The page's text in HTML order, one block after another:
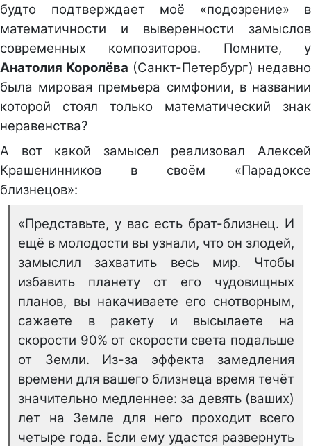
будто подтверждает моё «подозрение» в
математичности и выверенности замыслов
современных композиторов. Помните, у
Анатолия Королёва (Санкт-Петербург) недавно
была мировая премьера симфонии, в названии
которой стоял только математический знак
неравенства?
А вот какой замысел реализовал Алексей
Крашенинников в своём «Парадоксе
близнецов»:
«Представьте, у вас есть брат-близнец. И
ещё в молодости вы узнали, что он злодей,
замыслил захватить весь мир. Чтобы
избавить планету от его чудовищных
планов, вы накачиваете его снотворным,
сажаете в ракету и высылаете на
скорости 90% от скорости света подальше
от Земли. Из-за эффекта замедления
времени для вашего близнеца время течёт
значительно медленнее: за девять (ваших)
лет на Земле для него проходит всего
четыре года. Если ему удастся развернуть